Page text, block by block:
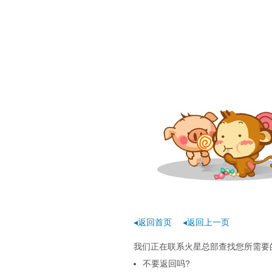
◂返回首页 ◂返回上一页
我们正在联系火星总部查找您所需
不要返回吗?